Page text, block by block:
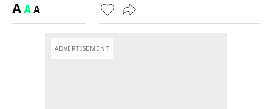
AAA
ADVERTISEMENT